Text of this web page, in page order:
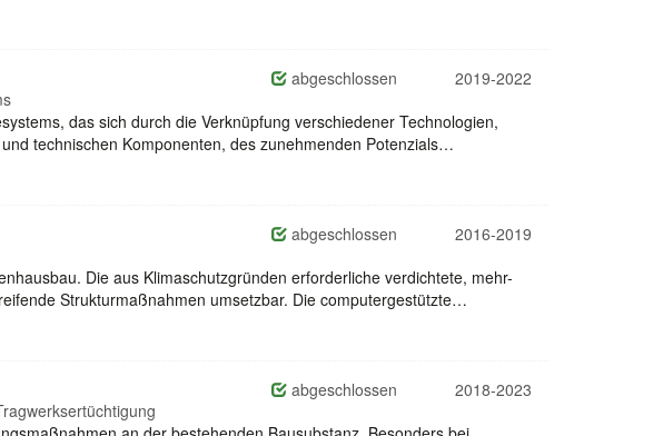
abgeschlossen
2019-2022
das sich durch die Verknüpfung verschiedener Technologien,
technischen Komponenten, des zunehmenden Potenzials…
abgeschlossen
2016-2019
Die aus Klimaschutzgründen erforderliche verdichtete, mehr-
Strukturmaßnahmen umsetzbar. Die computergestützte…
abgeschlossen
2018-2023